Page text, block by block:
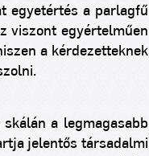
egyetértés a parlagfű
viszont egyértelműen
a kérdezetteknek
a legmagasabb
jelentős társadalmi